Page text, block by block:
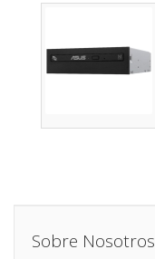
Sobre Nosotros